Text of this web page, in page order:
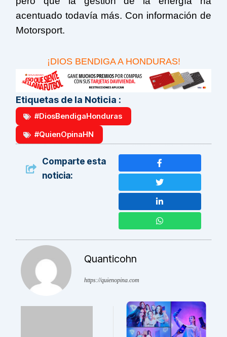
acentuado todavía más. Con información de
Motorsport.
¡DIOS BENDIGA A HONDURAS!
Etiquetas de la Noticia :
#DiosBendigaHonduras
#QuienOpinaHN
Comparte esta
noticia:
Quanticohn
https://quienopina.com